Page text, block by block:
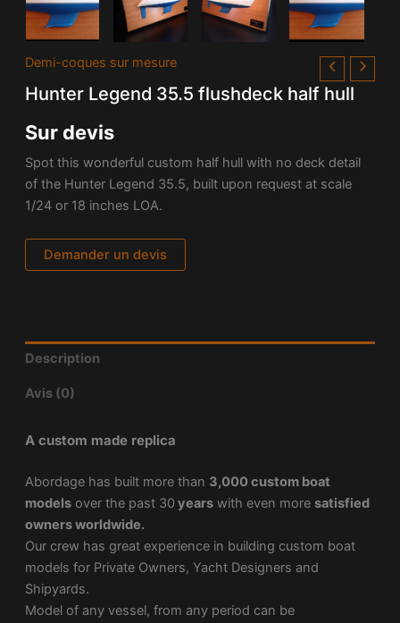
Demi-coques sur mesure
Hunter Legend 35.5 flushdeck half hull
Sur devis
Spot this wonderful custom half hull with no deck detail
of the Hunter Legend 35.5, built upon request at scale
1/24 or 18 inches LOA.
Demander un devis
Description
Avis (0)
A custom made replica
Abordage has built more than 3,000 custom boat
modelsover the past 30 yearswith even more satisfied
owners worldwide.
Our crew has great experience in building custom boat
models for Private Owners, Yacht Designers and
Shipyards.
Model of any vessel, from any period can be